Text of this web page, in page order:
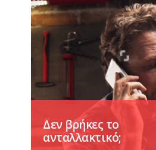
Δεν βρήκες το
ανταλλακτικό;